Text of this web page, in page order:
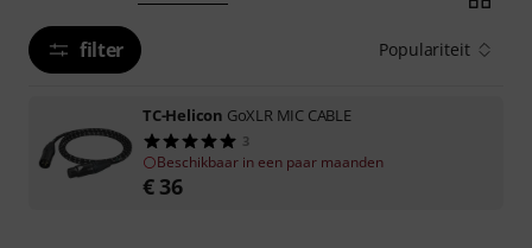
filter Populariteit
TC-Helicon GoXLR MIC CABLE
3
Beschikbaar in een paar maanden
€ 36